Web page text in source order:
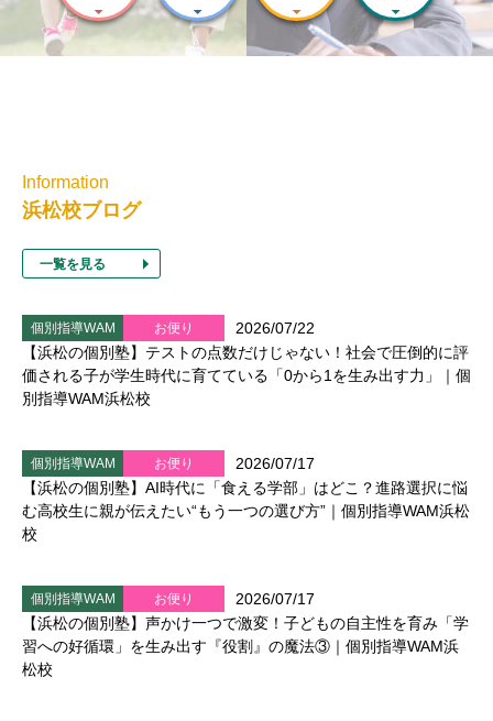
Information
浜松校ブログ
一覧を見る
個別指導WAM お便り
2026/07/22
【浜松の個別塾】テストの点数だけじゃない！社会で圧倒的に評
価される子が学生時代に育てている「0から1を生み出す力」｜個
別指導WAM浜松校
個別指導WAM お便り
2026/07/17
【浜松の個別塾】AI時代に「食える学部」はどこ？進路選択に悩
む高校生に親が伝えたい“もう一つの選び方”｜個別指導WAM浜松
校
個別指導WAM お便り
2026/07/17
【浜松の個別塾】声かけ一つで激変！子どもの自主性を育み「学
習への好循環」を生み出す『役割』の魔法③｜個別指導WAM浜
松校